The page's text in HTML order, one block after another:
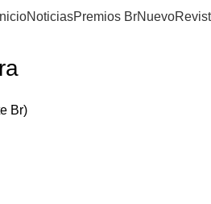
InicioNoticiasPremios BrNuevo
Br)